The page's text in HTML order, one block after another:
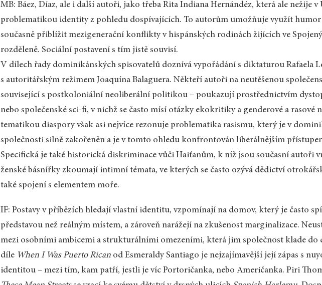
MB: Báez, Díaz, ale i další autoři, jako třeba Rita Indiana Hernándéz, která ale nežije v
problematikou identity z pohledu dospívajících. To autorům umožňuje využít humor
současně přiblížit mezigenerační konflikty v hispánských rodinách žijících ve
rozděleně. Sociální postavení s tím jistě souvisí.
V dílech řady dominikánských spisovatelů doznívá vypořádání s diktaturou Rafaela
s autoritářským režimem Joaquína Balaguera. Někteří autoři na neutěšenou
související s postkoloniální neoliberální politikou – poukazují prostřednictvím
nebo společenské sci-fi, v nichž se často mísí otázky ekokritiky a genderové a rasové
tematikou diaspory však asi nejvíce rezonuje problematika rasismu, který je v
společnosti silně zakořeněn a je v tomto ohledu konfrontován liberálnějším
Specifická je také historická diskriminace vůči Haiťanům, k níž jsou současní autoři
ženské básnířky zkoumají intimní témata, ve kterých se často ozývá dědictví
také spojení s elementem moře.
IF: Postavy v příbězích hledají vlastní identitu, vzpomínají na domov, který je často
představou než reálným místem, a zároveň narážejí na zkušenost marginalizace.
mezi osobními ambicemi a strukturálními omezeními, která jim společnost klade do
díle When I Was Puerto Rican od Esmeraldy Santiago je nejzajímavější její zápas s
identitou – mezi tím, kam patří, jestli je víc Portoričanka, nebo Američanka. Piri